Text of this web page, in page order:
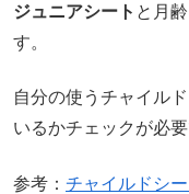
ジュニアシート と月
す。
自分の使うチャイル
いるかチェックが必要
参考： チャイルドシ